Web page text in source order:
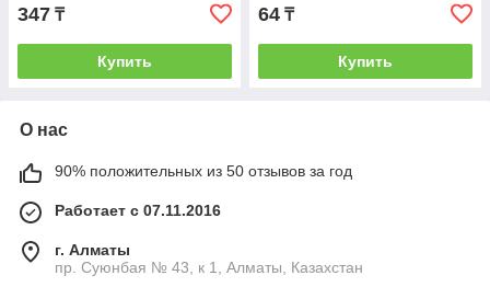
347 ₸
Купить
64 ₸
Купить
О нас
90% положительных из 50 отзывов за год
Работает с 07.11.2016
г. Алматы
пр. Суюнбая № 43, к 1, Алматы, Казахстан